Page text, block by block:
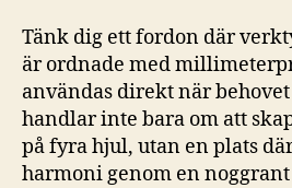
Tänk dig ett fordon där
är ordnade med
användas direkt när
handlar inte bara om att
på fyra hjul, utan en plats
harmoni genom en